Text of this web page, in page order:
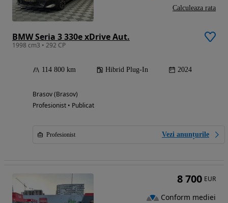
BMW Seria 3 330e xDrive Aut.
1998 cm3 • 292 CP
114 800 km Hibrid Plug-In 2024
Brasov (Brasov)
Profesionist • Publicat
Profesionist Vezi anunțurile
Calculeaza rata
8 700 EUR
Conform mediei